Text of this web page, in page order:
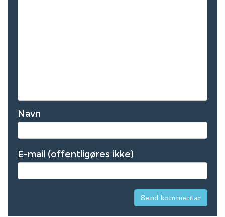
Navn
E-mail (offentligøres ikke)